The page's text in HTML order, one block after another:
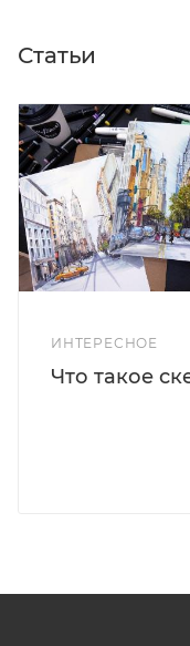
Статьи
ИНТЕРЕСНОЕ
Что такое